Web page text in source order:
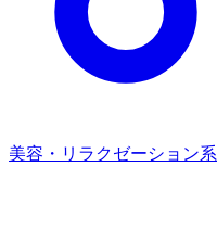
美容・リラクゼーション系